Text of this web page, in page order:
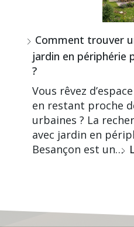
Comment trouver
jardin en périphérie
?
Vous rêvez
en restant proche
urbaines ? La
avec jardin en
Besançon est un…